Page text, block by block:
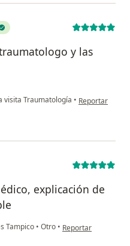
y las
visita Traumatología • en opinión del
Reportar
explicación de
Tampico • Otro • en opinión del
Reportar